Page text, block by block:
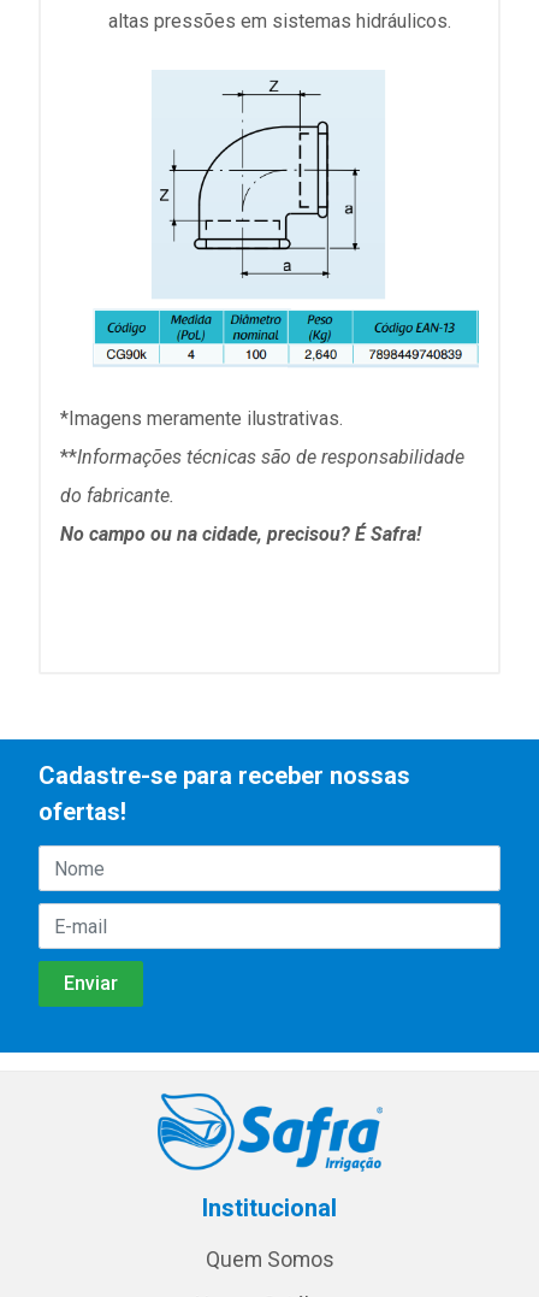
altas pressões em sistemas hidráulicos.
*Imagens meramente ilustrativas.
**Informações técnicas são de responsabilidade
do fabricante.
No campo ou na cidade, precisou? É Safra!
Cadastre-se para receber nossas
ofertas!
Institucional
Quem Somos